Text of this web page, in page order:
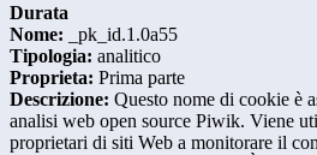
Durata
Nome: _pk_id.1.0a55
Tipologia: analitico
Proprieta: Prima parte
Descrizione: Questo nome di cookie è
analisi web open source Piwik. Viene
proprietari di siti Web a monitorare il